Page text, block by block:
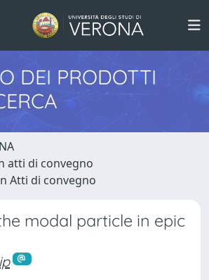
DEI PRODOTTI
atti di convegno
Atti di convegno
modal particle in epic